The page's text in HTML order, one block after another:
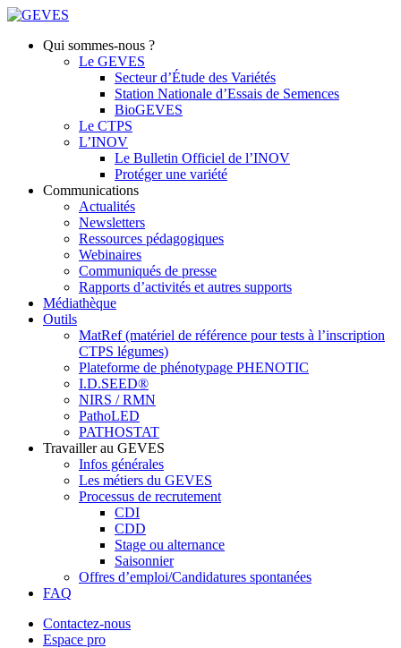
Qui sommes-nous ?
Le GEVES
Secteur d’Étude des Variétés
Station Nationale d’Essais de Semences
BioGEVES
Le CTPS
L’INOV
Le Bulletin Officiel de l’INOV
Protéger une variété
Communications
Actualités
Newsletters
Ressources pédagogiques
Webinaires
Communiqués de presse
Rapports d’activités et autres supports
Médiathèque
Outils
MatRef (matériel de référence pour tests à l’inscription
CTPS légumes)
Plateforme de phénotypage PHENOTIC
I.D.SEED®
NIRS / RMN
PathoLED
PATHOSTAT
Travailler au GEVES
Infos générales
Les métiers du GEVES
Processus de recrutement
CDI
CDD
Stage ou alternance
Saisonnier
Offres d’emploi/Candidatures spontanées
FAQ
Contactez-nous
Espace pro